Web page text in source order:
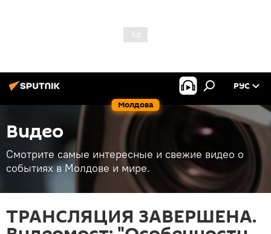
Молдова
РУС
Видео
Смотрите самые интересные и свежие видео о
событиях в Молдове и мире.
ТРАНСЛЯЦИЯ ЗАВЕРШЕНА.